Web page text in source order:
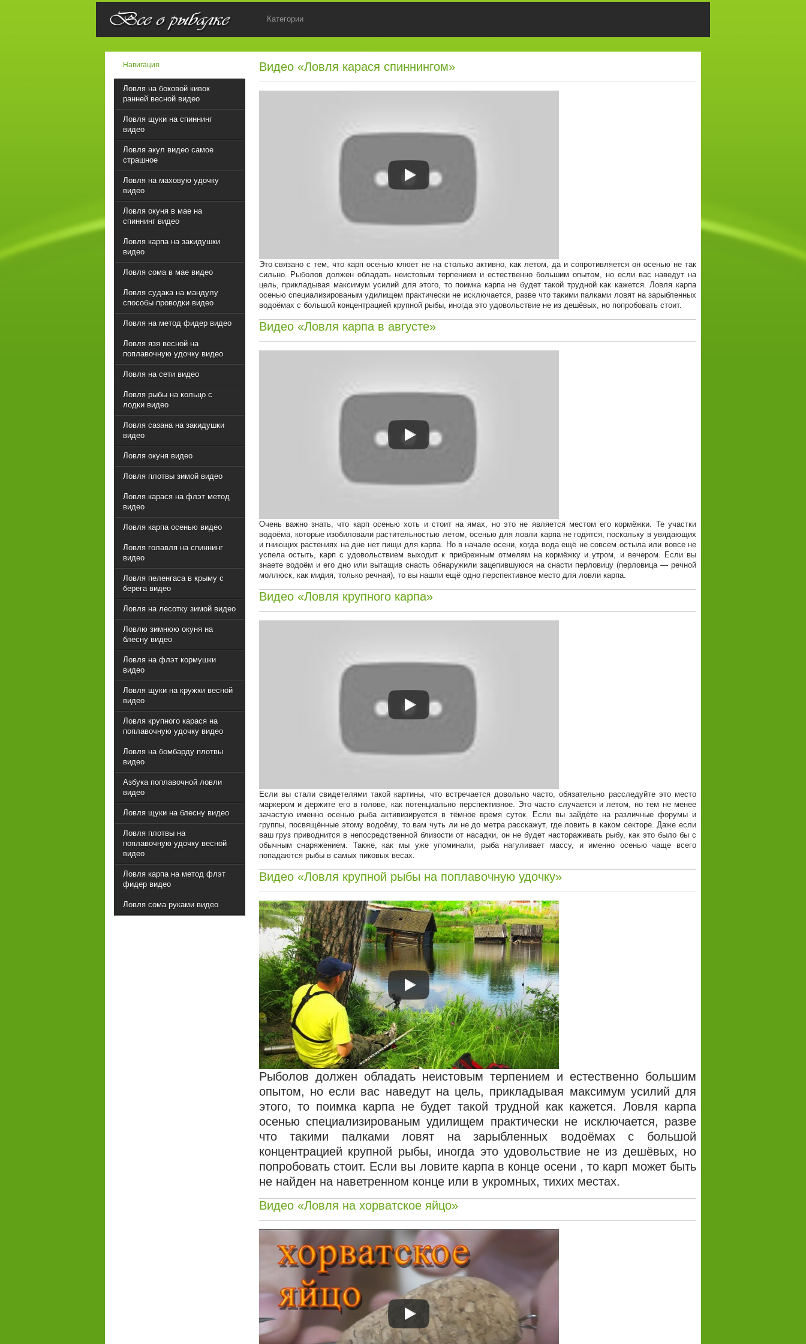
Категории
Навигация
Ловля на боковой кивок
ранней весной видео
Ловля щуки на спиннинг
видео
Ловля акул видео самое
страшное
Ловля на маховую удочку
видео
Ловля окуня в мае на
спиннинг видео
Ловля карпа на закидушки
видео
Ловля сома в мае видео
Ловля судака на мандулу
способы проводки видео
Ловля на метод фидер видео
Ловля язя весной на
поплавочную удочку видео
Ловля на сети видео
Ловля рыбы на кольцо с
лодки видео
Ловля сазана на закидушки
видео
Ловля окуня видео
Ловля плотвы зимой видео
Ловля карася на флэт метод
видео
Ловля карпа осенью видео
Ловля голавля на спиннинг
видео
Ловля пеленгаса в крыму с
берега видео
Ловля на лесотку зимой видео
Ловлю зимнюю окуня на
блесну видео
Ловля на флэт кормушки
видео
Ловля щуки на кружки весной
видео
Ловля крупного карася на
поплавочную удочку видео
Ловля на бомбарду плотвы
видео
Азбука поплавочной ловли
видео
Ловля щуки на блесну видео
Ловля плотвы на
поплавочную удочку весной
видео
Ловля карпа на метод флэт
фидер видео
Ловля сома руками видео
Видео «Ловля карася спиннингом»
Это связано с тем, что карп осенью клюет не на столько активно, как летом, да и сопротивляется он осенью не так
сильно. Рыболов должен обладать неистовым терпением и естественно большим опытом, но если вас наведут на
цель, прикладывая максимум усилий для этого, то поимка карпа не будет такой трудной как кажется. Ловля карпа
осенью специализированым удилищем практически не исключается, разве что такими палками ловят на зарыбленных
водоёмах с большой концентрацией крупной рыбы, иногда это удовольствие не из дешёвых, но попробовать стоит.
Видео «Ловля карпа в августе»
Очень важно знать, что карп осенью хоть и стоит на ямах, но это не является местом его кормёжки. Те участки
водоёма, которые изобиловали растительностью летом, осенью для ловли карпа не годятся, поскольку в увядающих
и гниющих растениях на дне нет пищи для карпа. Но в начале осени, когда вода ещё не совсем остыла или вовсе не
успела остыть, карп с удовольствием выходит к прибрежным отмелям на кормёжку и утром, и вечером. Если вы
знаете водоём и его дно или вытащив снасть обнаружили зацепившуюся на снасти перловицу (перловица — речной
моллюск, как мидия, только речная), то вы нашли ещё одно перспективное место для ловли карпа.
Видео «Ловля крупного карпа»
Если вы стали свидетелями такой картины, что встречается довольно часто, обязательно расследуйте это место
маркером и держите его в голове, как потенциально перспективное. Это часто случается и летом, но тем не менее
зачастую именно осенью рыба активизируется в тёмное время суток. Если вы зайдёте на различные форумы и
группы, посвящённые этому водоёму, то вам чуть ли не до метра расскажут, где ловить в каком секторе. Даже если
ваш груз приводнится в непосредственной близости от насадки, он не будет настораживать рыбу, как это было бы с
обычным снаряжением. Также, как мы уже упоминали, рыба нагуливает массу, и именно осенью чаще всего
попадаются рыбы в самых пиковых весах.
Видео «Ловля крупной рыбы на поплавочную удочку»
Рыболов должен обладать неистовым терпением и естественно большим
опытом, но если вас наведут на цель, прикладывая максимум усилий для
этого, то поимка карпа не будет такой трудной как кажется. Ловля карпа
осенью специализированым удилищем практически не исключается, разве
что такими палками ловят на зарыбленных водоёмах с большой
концентрацией крупной рыбы, иногда это удовольствие не из дешёвых, но
попробовать стоит. Если вы ловите карпа в конце осени , то карп может быть
не найден на наветренном конце или в укромных, тихих местах.
Видео «Ловля на хорватское яйцо»